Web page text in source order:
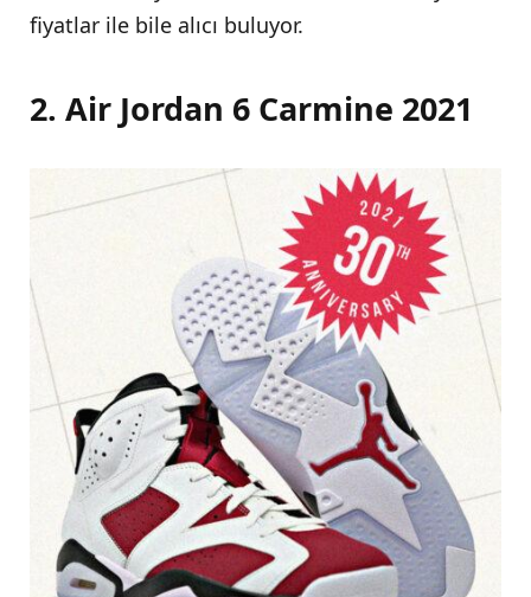
fiyatlar ile bile alıcı buluyor.
2. Air Jordan 6 Carmine 2021